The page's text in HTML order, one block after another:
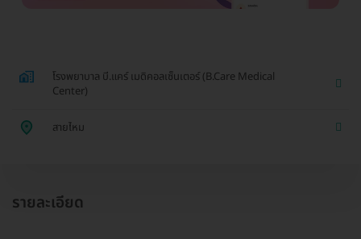
โรงพยาบาล บี.แคร์ เมดิคอลเซ็นเตอร์ (B.Care Medical
Center)
สายไหม
รายละเอียด